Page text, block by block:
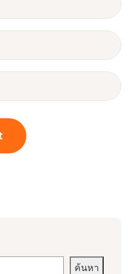
ค้นหา